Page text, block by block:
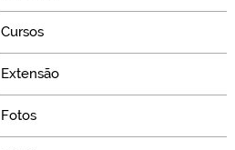
Cursos
Extensão
Fotos